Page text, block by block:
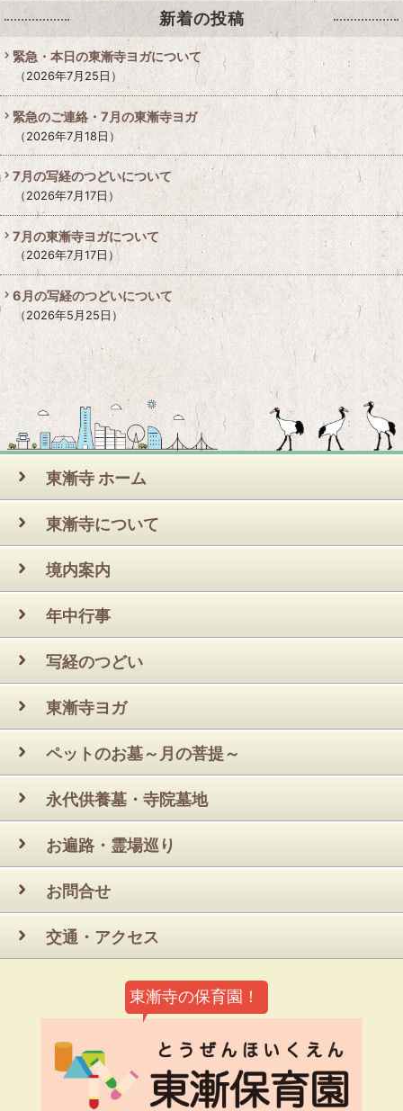
新着の投稿
緊急・本日の東漸寺ヨガについて
2026年7月25日
緊急のご連絡・7月の東漸寺ヨガ
2026年7月18日
7月の写経のつどいについて
2026年7月17日
7月の東漸寺ヨガについて
2026年7月17日
6月の写経のつどいについて
2026年5月25日
東漸寺 ホーム
東漸寺について
境内案内
年中行事
写経のつどい
東漸寺ヨガ
ペットのお墓～月の菩提～
永代供養墓・寺院墓地
お遍路・霊場巡り
お問合せ
交通・アクセス
東漸寺の保育園！